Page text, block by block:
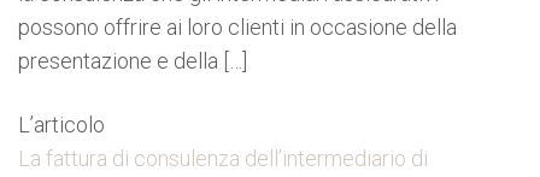
possono offrire ai loro clienti in occasione della
presentazione e della […]
L’articolo
La fattura di consulenza dell’intermediario di